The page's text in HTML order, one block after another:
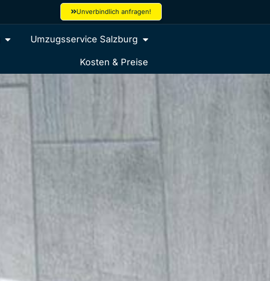
Unverbindlich anfragen!
Umzugsservice Salzburg
Kosten & Preise